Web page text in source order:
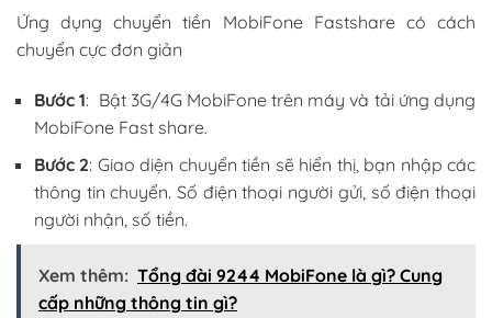
Ứng dụng chuyển tiền MobiFone Fastshare có cách
chuyển cực đơn giản
Bước 1: Bật 3G/4G MobiFone trên máy và tải ứng dụng
MobiFone Fast share.
Bước 2: Giao diện chuyển tiền sẽ hiển thị, bạn nhập các
thông tin chuyển. Số điện thoại người gửi, số điện thoại
người nhận, số tiền.
Xem thêm: Tổng đài 9244 MobiFone là gì? Cung
cấp những thông tin gì?